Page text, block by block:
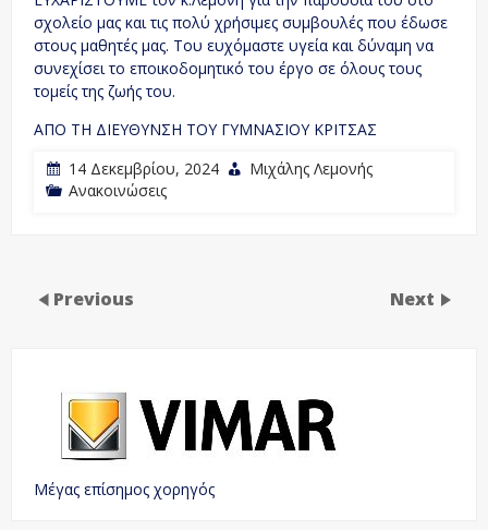
σχολείο μας και τις πολύ χρήσιμες συμβουλές που έδωσε
στους μαθητές μας. Του ευχόμαστε υγεία και δύναμη να
συνεχίσει το εποικοδομητικό του έργο σε όλους τους
τομείς της ζωής του.
ΑΠΟ ΤΗ ΔΙΕΥΘΥΝΣΗ ΤΟΥ ΓΥΜΝΑΣΙΟΥ ΚΡΙΤΣΑΣ
14 Δεκεμβρίου, 2024
Μιχάλης Λεμονής
Ανακοινώσεις
Previous Next
Μέγας επίσημος χορηγός